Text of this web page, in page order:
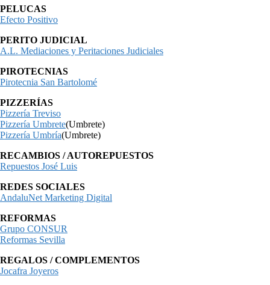
PELUCAS
Efecto Positivo
PERITO JUDICIAL
A.L. Mediaciones y Peritaciones Judiciales
PIROTECNIAS
Pirotecnia San Bartolomé
PIZZERÍAS
Pizzería Treviso
Pizzería Umbrete(Umbrete)
Pizzería Umbría(Umbrete)
RECAMBIOS / AUTOREPUESTOS
Repuestos José Luis
REDES SOCIALES
AndaluNet Marketing Digital
REFORMAS
Grupo CONSUR
Reformas Sevilla
REGALOS / COMPLEMENTOS
Jocafra Joyeros